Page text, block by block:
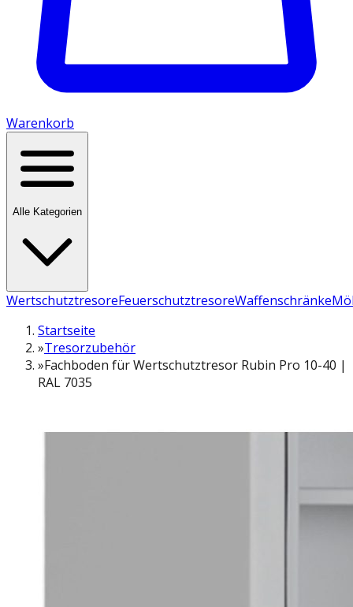
Warenkorb
Alle Kategorien
WertschutztresoreFeuerschutztresoreWaffenschränke
Startseite
»Tresorzubehör
»Fachboden für Wertschutztresor Rubin Pro 10-40 |
RAL 7035